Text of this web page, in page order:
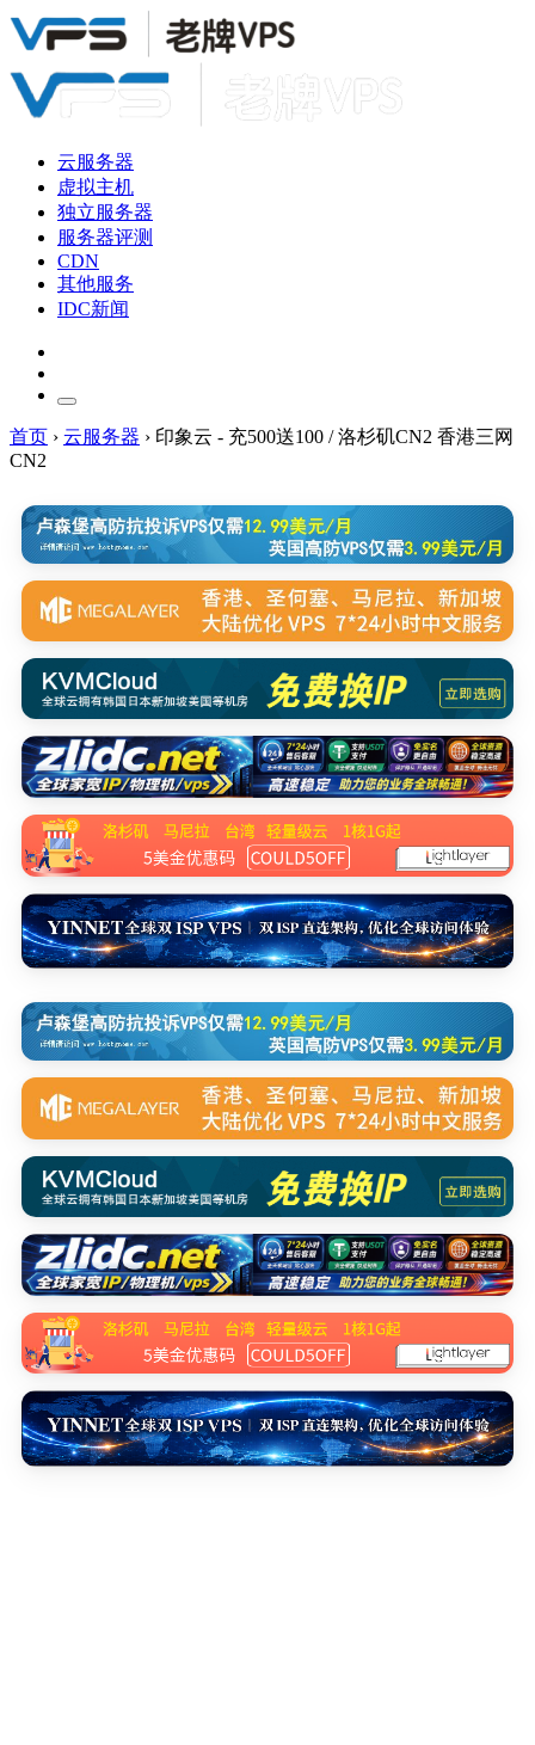
云服务器
虚拟主机
独立服务器
服务器评测
CDN
其他服务
IDC新闻
首页 › 云服务器 › 印象云 - 充500送100 / 洛杉矶CN2 香港三网
CN2